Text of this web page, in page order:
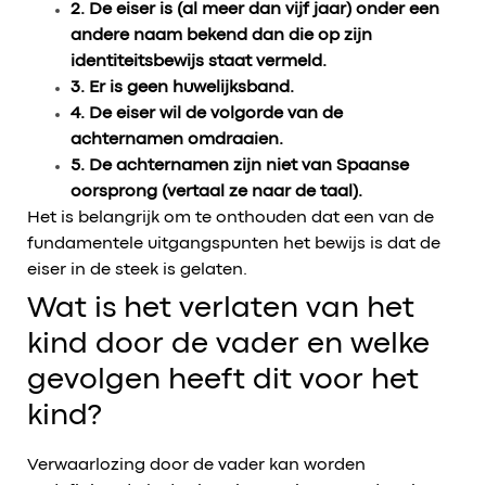
2. De eiser is (al meer dan vijf jaar) onder een
andere naam bekend dan die op zijn
identiteitsbewijs staat vermeld.
3. Er is geen huwelijksband.
4. De eiser wil de volgorde van de
achternamen omdraaien.
5. De achternamen zijn niet van Spaanse
oorsprong (vertaal ze naar de taal).
Het is belangrijk om te onthouden dat een van de
fundamentele uitgangspunten het bewijs is dat de
eiser in de steek is gelaten.
Wat is het verlaten van het
kind door de vader en welke
gevolgen heeft dit voor het
kind?
Verwaarlozing door de vader kan worden